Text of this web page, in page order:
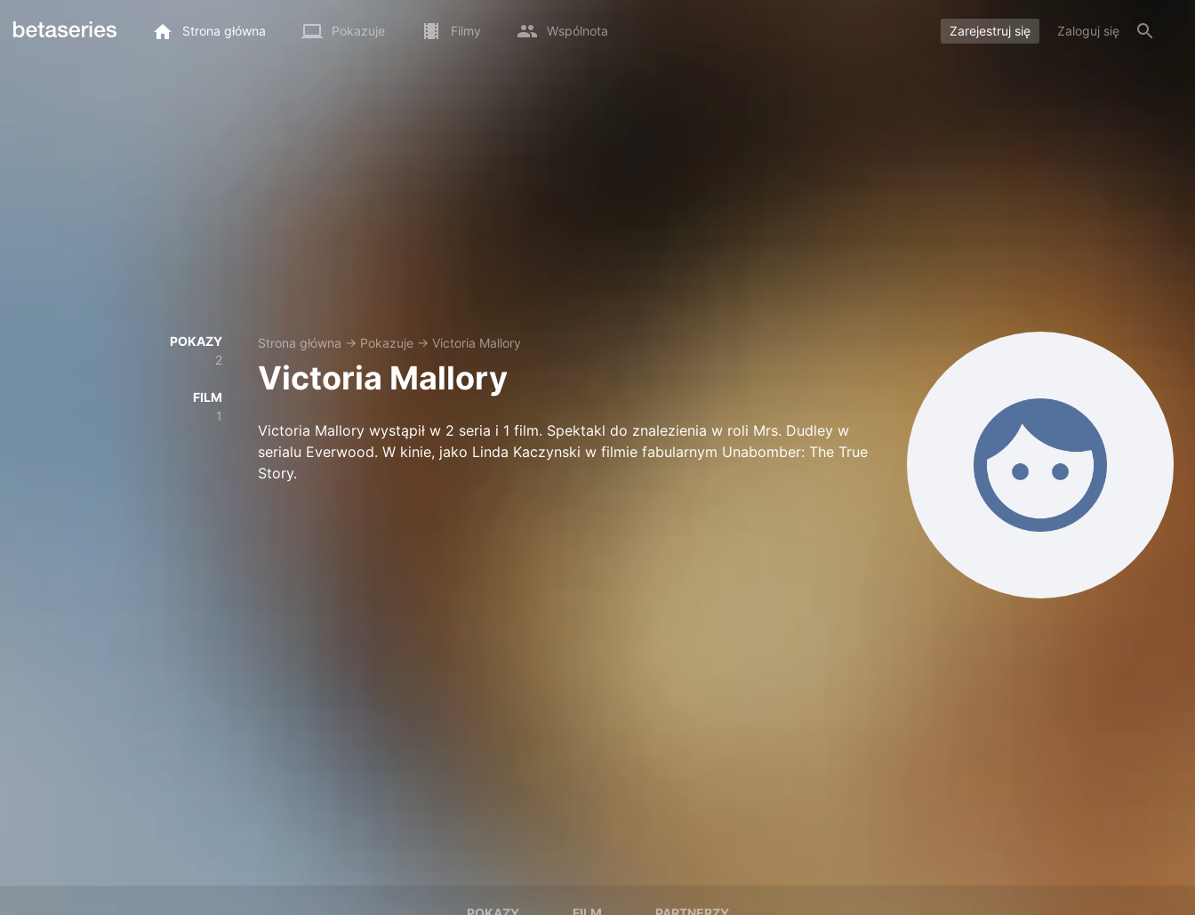
Strona główna Pokazuje Filmy Wspólnota Zarejestruj się Zaloguj się
POKAZY
2
FILM
1
Strona główna → Pokazuje → Victoria Mallory
Victoria Mallory
Victoria Mallory wystąpił w 2 seria i 1 film. Spektakl do znalezienia w roli Mrs. Dudley w
serialu Everwood. W kinie, jako Linda Kaczynski w filmie fabularnym Unabomber: The True
Story.